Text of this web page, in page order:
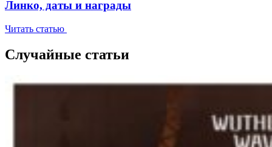
Линко, даты и награды
Читать статью
Случайные статьи